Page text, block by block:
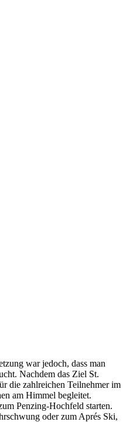
war jedoch, dass man
Nachdem das Ziel St.
die zahlreichen Teilnehmer im
am Himmel begleitet.
Penzing-Hochfeld starten.
oder zum Aprés Ski,